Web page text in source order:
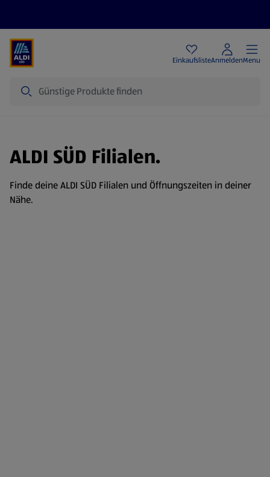
EinkaufslisteAnmeldenMenu
ALDI SÜD Filialen.
Finde deine ALDI SÜD Filialen und Öffnungszeiten in deiner
Nähe.